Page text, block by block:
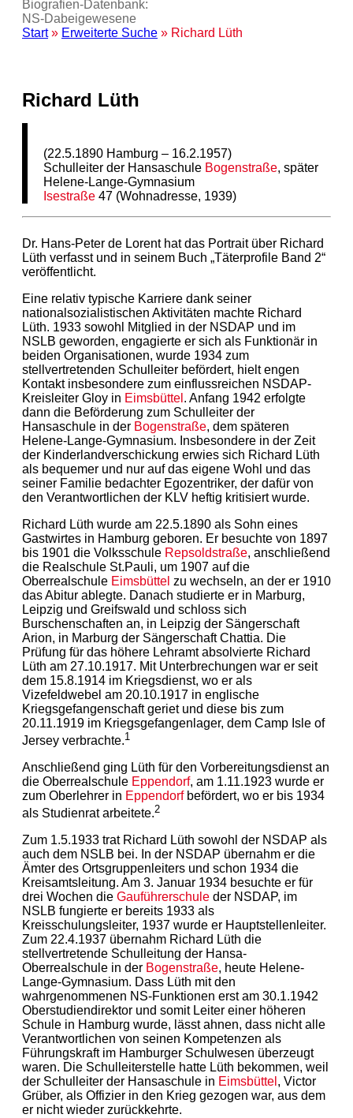
Biografien-Datenbank:
NS‑Dabeigewesene
Start» Erweiterte Suche » Richard Lüth
Richard Lüth
(22.5.1890 Hamburg – 16.2.1957)
Schulleiter der Hansaschule Bogenstraße, später
Helene-Lange-Gymnasium
Isestraße 47 (Wohnadresse, 1939)
Dr. Hans-Peter de Lorent hat das Portrait über Richard
Lüth verfasst und in seinem Buch „Täterprofile Band 2“
veröffentlicht.
Eine relativ typische Karriere dank seiner
nationalsozialistischen Aktivitäten machte Richard
Lüth. 1933 sowohl Mitglied in der NSDAP und im
NSLB geworden, engagierte er sich als Funktionär in
beiden Organisationen, wurde 1934 zum
stellvertretenden Schulleiter befördert, hielt engen
Kontakt insbesondere zum einflussreichen NSDAP-
Kreisleiter Gloy in Eimsbüttel . Anfang 1942 erfolgte
dann die Beförderung zum Schulleiter der
Hansaschule in der Bogenstraße, dem späteren
Helene-Lange-Gymnasium. Insbesondere in der Zeit
der Kinderlandverschickung erwies sich Richard Lüth
als bequemer und nur auf das eigene Wohl und das
seiner Familie bedachter Egozentriker, der dafür von
den Verantwortlichen der KLV heftig kritisiert wurde.
Richard Lüth wurde am 22.5.1890 als Sohn eines
Gastwirtes in Hamburg geboren. Er besuchte von 1897
bis 1901 die Volksschule Repsoldstraße, anschließend
die Realschule St.Pauli, um 1907 auf die
Oberrealschule Eimsbüttel zu wechseln, an der er 1910
das Abitur ablegte. Danach studierte er in Marburg,
Leipzig und Greifswald und schloss sich
Burschenschaften an, in Leipzig der Sängerschaft
Arion, in Marburg der Sängerschaft Chattia. Die
Prüfung für das höhere Lehramt absolvierte Richard
Lüth am 27.10.1917. Mit Unterbrechungen war er seit
dem 15.8.1914 im Kriegsdienst, wo er als
Vizefeldwebel am 20.10.1917 in englische
Kriegsgefangenschaft geriet und diese bis zum
20.11.1919 im Kriegsgefangenlager, dem Camp Isle of
Jersey verbrachte.1
Anschließend ging Lüth für den Vorbereitungsdienst an
die Oberrealschule Eppendorf, am 1.11.1923 wurde er
zum Oberlehrer in Eppendorfbefördert, wo er bis 1934
als Studienrat arbeitete.2
Zum 1.5.1933 trat Richard Lüth sowohl der NSDAP als
auch dem NSLB bei. In der NSDAP übernahm er die
Ämter des Ortsgruppenleiters und schon 1934 die
Kreisamtsleitung. Am 3. Januar 1934 besuchte er für
drei Wochen die Gauführerschule der NSDAP, im
NSLB fungierte er bereits 1933 als
Kreisschulungsleiter, 1937 wurde er Hauptstellenleiter.
Zum 22.4.1937 übernahm Richard Lüth die
stellvertretende Schulleitung der Hansa-
Oberrealschule in der Bogenstraße, heute Helene-
Lange-Gymnasium. Dass Lüth mit den
wahrgenommenen NS-Funktionen erst am 30.1.1942
Oberstudiendirektor und somit Leiter einer höheren
Schule in Hamburg wurde, lässt ahnen, dass nicht alle
Verantwortlichen von seinen Kompetenzen als
Führungskraft im Hamburger Schulwesen überzeugt
waren. Die Schulleiterstelle hatte Lüth bekommen, weil
der Schulleiter der Hansaschule in Eimsbüttel , Victor
Grüber, als Offizier in den Krieg gezogen war, aus dem
er nicht wieder zurückkehrte.